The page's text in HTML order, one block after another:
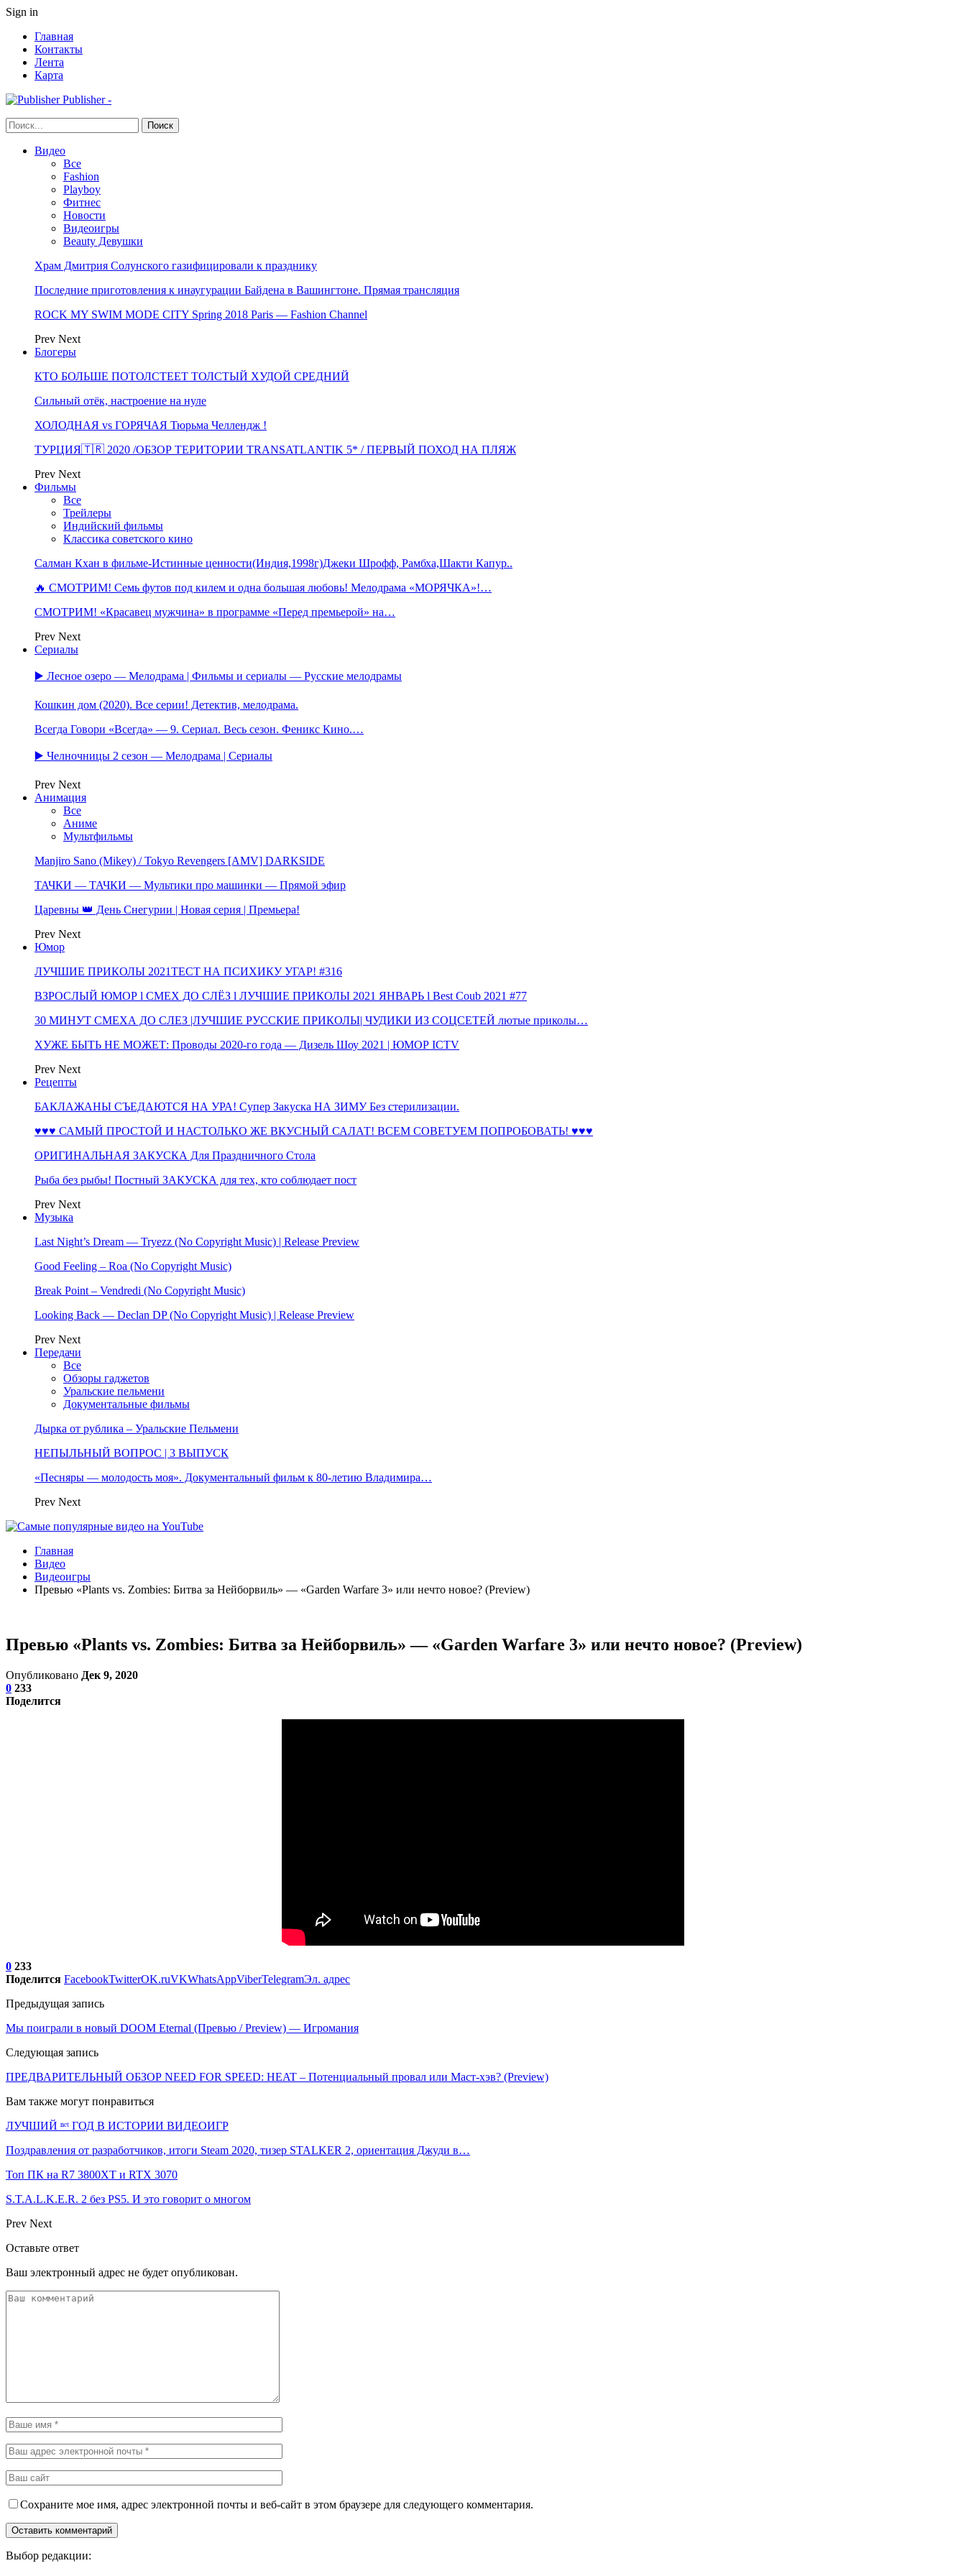
Sign in
Главная
Контакты
Лента
Карта
Publisher -
Видео
Все
Fashion
Playboy
Фитнес
Новости
Видеоигры
Beauty Девушки
Храм Дмитрия Солунского газифицировали к празднику
Последние приготовления к инаугурации Байдена в Вашингтоне. Прямая трансляция
ROCK MY SWIM MODE CITY Spring 2018 Paris — Fashion Channel
Prev Next
Блогеры
КТО БОЛЬШЕ ПОТОЛСТЕЕТ ТОЛСТЫЙ ХУДОЙ СРЕДНИЙ
Сильный отёк, настроение на нуле
ХОЛОДНАЯ vs ГОРЯЧАЯ Тюрьма Челлендж !
ТУРЦИЯ🇹🇷 2020 /ОБЗОР ТЕРИТОРИИ TRANSATLANTIK 5* / ПЕРВЫЙ ПОХОД НА ПЛЯЖ
Prev Next
Фильмы
Все
Трейлеры
Индийский фильмы
Классика советского кино
Салман Кхан в фильме-Истинные ценности(Индия,1998г)Джеки Шрофф, Рамбха,Шакти Капур..
🔥 СМОТРИМ! Семь футов под килем и одна большая любовь! Мелодрама «МОРЯЧКА»!…
СМОТРИМ! «Красавец мужчина» в программе «Перед премьерой» на…
Prev Next
Сериалы
▶️ Лесное озеро — Мелодрама | Фильмы и сериалы — Русские мелодрамы
Кошкин дом (2020). Все серии! Детектив, мелодрама.
Всегда Говори «Всегда» — 9. Сериал. Весь сезон. Феникс Кино.…
▶️ Челночницы 2 сезон — Мелодрама | Сериалы
Prev Next
Анимация
Все
Аниме
Мультфильмы
Manjiro Sano (Mikey) / Tokyo Revengers [AMV] DARKSIDE
ТАЧКИ — ТАЧКИ — Мультики про машинки — Прямой эфир
Царевны 👑 День Снегурии | Новая серия | Премьера!
Prev Next
Юмор
ЛУЧШИЕ ПРИКОЛЫ 2021ТЕСТ НА ПСИХИКУ УГАР! #316
ВЗРОСЛЫЙ ЮМОР l СМЕХ ДО СЛЁЗ l ЛУЧШИЕ ПРИКОЛЫ 2021 ЯНВАРЬ l Best Coub 2021 #77
30 МИНУТ СМЕХА ДО СЛЕЗ |ЛУЧШИЕ РУССКИЕ ПРИКОЛЫ| ЧУДИКИ ИЗ СОЦСЕТЕЙ лютые приколы…
ХУЖЕ БЫТЬ НЕ МОЖЕТ: Проводы 2020-го года — Дизель Шоу 2021 | ЮМОР ICTV
Prev Next
Рецепты
БАКЛАЖАНЫ СЪЕДАЮТСЯ НА УРА! Супер Закуска НА ЗИМУ Без стерилизации.
♥♥♥ САМЫЙ ПРОСТОЙ И НАСТОЛЬКО ЖЕ ВКУСНЫЙ САЛАТ! ВСЕМ СОВЕТУЕМ ПОПРОБОВАТЬ! ♥♥♥
ОРИГИНАЛЬНАЯ ЗАКУСКА Для Праздничного Стола
Рыба без рыбы! Постный ЗАКУСКА для тех, кто соблюдает пост
Prev Next
Музыка
Last Night’s Dream — Tryezz (No Copyright Music) | Release Preview
Good Feeling – Roa (No Copyright Music)
Break Point – Vendredi (No Copyright Music)
Looking Back — Declan DP (No Copyright Music) | Release Preview
Prev Next
Передачи
Все
Обзоры гаджетов
Уральские пельмени
Документальные фильмы
Дырка от рублика – Уральские Пельмени
НЕПЫЛЬНЫЙ ВОПРОС | 3 ВЫПУСК
«Песняры — молодость моя». Документальный фильм к 80-летию Владимира…
Prev Next
Главная
Видео
Видеоигры
Превью «Plants vs. Zombies: Битва за Нейборвиль» — «Garden Warfare 3» или нечто новое? (Preview)
Превью «Plants vs. Zombies: Битва за Нейборвиль» — «Garden Warfare 3» или нечто новое? (Preview)
Опубликовано Дек 9, 2020
0 233
Поделится
0 233
Поделится FacebookTwitterOK.ruVKWhatsAppViberTelegramЭл. адрес
Предыдущая запись
Мы поиграли в новый DOOM Eternal (Превью / Preview) — Игромания
Следующая запись
ПРЕДВАРИТЕЛЬНЫЙ ОБЗОР NEED FOR SPEED: HEAT – Потенциальный провал или Маст-хэв? (Preview)
Вам также могут понравиться
ЛУЧШИЙ ⁿᵉᵗ ГОД В ИСТОРИИ ВИДЕОИГР
Поздравления от разработчиков, итоги Steam 2020, тизер STALKER 2, ориентация Джуди в…
Топ ПК на R7 3800XT и RTX 3070
S.T.A.L.K.E.R. 2 без PS5. И это говорит о многом
Prev Next
Оставьте ответ
Ваш электронный адрес не будет опубликован.
Сохраните мое имя, адрес электронной почты и веб-сайт в этом браузере для следующего комментария.
Выбор редакции: